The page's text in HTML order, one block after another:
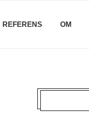
REFERENS OM